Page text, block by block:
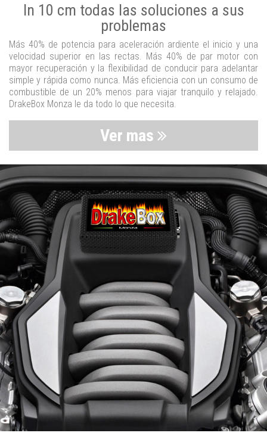
In 10 cm todas las soluciones a sus
problemas
Más 40% de potencia para aceleración ardiente el inicio y una
velocidad superior en las rectas. Más 40% de par motor con
mayor recuperación y la flexibilidad de conducir para adelantar
simple y rápida como nunca. Más eficiencia con un consumo de
combustible de un 20% menos para viajar tranquilo y relajado.
DrakeBox Monza le da todo lo que necesita.
Ver mas